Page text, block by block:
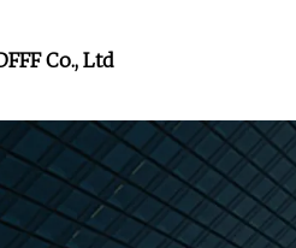
Co., Ltd